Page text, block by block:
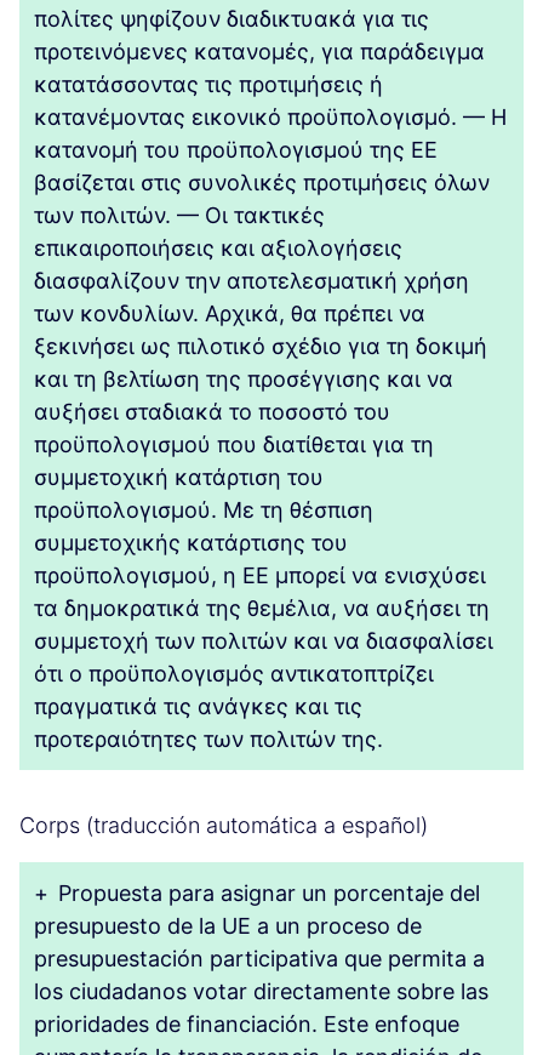
πολίτες ψηφίζουν διαδικτυακά για τις
προτεινόμενες κατανομές, για παράδειγμα
κατατάσσοντας τις προτιμήσεις ή
κατανέμοντας εικονικό προϋπολογισμό. — Η
κατανομή του προϋπολογισμού της ΕΕ
βασίζεται στις συνολικές προτιμήσεις όλων
των πολιτών. — Οι τακτικές
επικαιροποιήσεις και αξιολογήσεις
διασφαλίζουν την αποτελεσματική χρήση
των κονδυλίων. Αρχικά, θα πρέπει να
ξεκινήσει ως πιλοτικό σχέδιο για τη δοκιμή
και τη βελτίωση της προσέγγισης και να
αυξήσει σταδιακά το ποσοστό του
προϋπολογισμού που διατίθεται για τη
συμμετοχική κατάρτιση του
προϋπολογισμού. Με τη θέσπιση
συμμετοχικής κατάρτισης του
προϋπολογισμού, η ΕΕ μπορεί να ενισχύσει
τα δημοκρατικά της θεμέλια, να αυξήσει τη
συμμετοχή των πολιτών και να διασφαλίσει
ότι ο προϋπολογισμός αντικατοπτρίζει
πραγματικά τις ανάγκες και τις
προτεραιότητες των πολιτών της.
Corps (traducción automática a español)
+ Propuesta para asignar un porcentaje del
presupuesto de la UE a un proceso de
presupuestación participativa que permita a
los ciudadanos votar directamente sobre las
prioridades de financiación. Este enfoque